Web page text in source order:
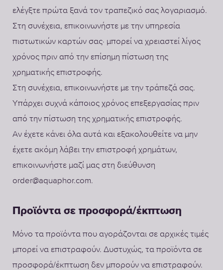
ελέγξτε πρώτα ξανά τον τραπεζικό σας λογαριασμό.
Στη συνέχεια, επικοινωνήστε με την υπηρεσία
πιστωτικών καρτών σας· μπορεί να χρειαστεί λίγος
χρόνος πριν από την επίσημη πίστωση της
χρηματικής επιστροφής.
Στη συνέχεια, επικοινωνήστε με την τράπεζά σας.
Υπάρχει συχνά κάποιος χρόνος επεξεργασίας πριν
από την πίστωση της χρηματικής επιστροφής.
Αν έχετε κάνει όλα αυτά και εξακολουθείτε να μην
έχετε ακόμη λάβει την επιστροφή χρημάτων,
επικοινωνήστε μαζί μας στη διεύθυνση
order@aquaphor.com.
Προϊόντα σε προσφορά/έκπτωση
Μόνο τα προϊόντα που αγοράζονται σε αρχικές τιμές
μπορεί να επιστραφούν. Δυστυχώς, τα προϊόντα σε
προσφορά/έκπτωση δεν μπορούν να επιστραφούν.